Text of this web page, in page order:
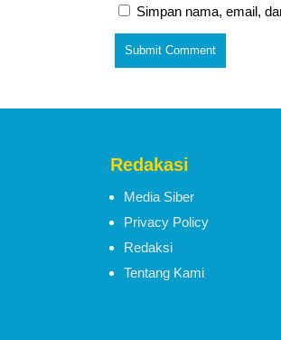
Simpan nama, email,
Redakasi
Media Siber
Privacy Policy
Redaksi
Tentang Kami